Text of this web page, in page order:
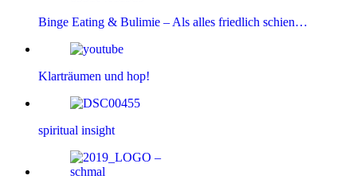
Binge Eating & Bulimie – Als alles friedlich schien…
Klarträumen und hop!
spiritual insight